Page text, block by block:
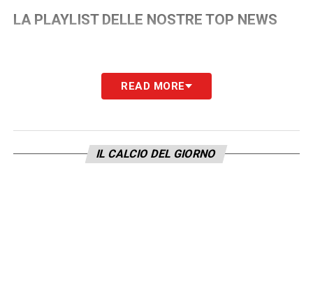
LA PLAYLIST DELLE NOSTRE TOP NEWS
READ MORE
IL CALCIO DEL GIORNO